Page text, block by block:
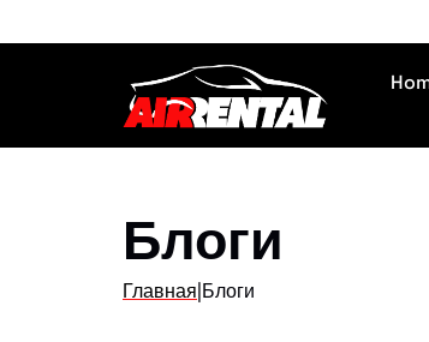
Блоги
Главная Блоги